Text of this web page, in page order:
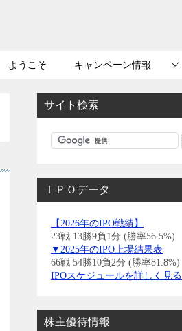
ようこそ キャンペーン情報
サイト検索
ＩＰＯデータ
【2026年のIPO戦績】
23戦 13勝9負1分 (勝率56.5%)
▼2025年のIPO上場結果表
66戦 54勝10負2分 (勝率81.8%)
IPOスケジュールを詳しく見る
株主優待情報